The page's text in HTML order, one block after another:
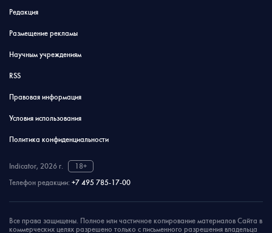
Редакция
Размещение рекламы
Научным учреждениям
RSS
Правовая информация
Условия использования
Политика конфиденциальности
Indicator, 2026 г.
18+
Телефон редакции: +7 495 785-17-00
Все права защищены. Полное или частичное копирование материалов Сайта в
коммерческих целях разрешено только с письменного разрешения владельца